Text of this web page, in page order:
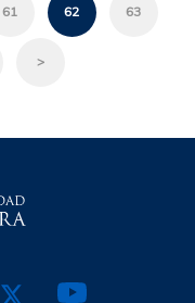
61 62 63
>